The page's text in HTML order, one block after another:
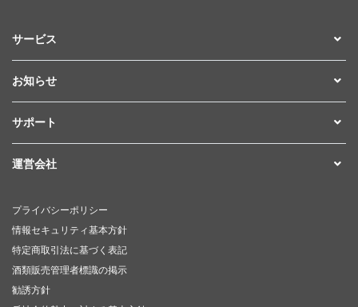
サービス
お知らせ
サポート
運営会社
プライバシーポリシー
情報セキュリティ基本方針
特定商取引法に基づく表記
酒類販売管理者標識の掲示
勧誘方針